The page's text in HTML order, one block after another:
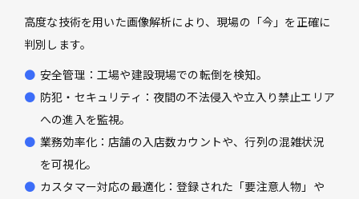
高度な技術を用いた画像解析により、現場の「今」を正確に
判別します。
安全管理：工場や建設現場での転倒を検知。
防犯・セキュリティ：夜間の不法侵入や立入り禁止エリア
への進入を監視。
業務効率化：店舗の入店数カウントや、行列の混雑状況
を可視化。
カスタマー対応の最適化：登録された「要注意人物」や